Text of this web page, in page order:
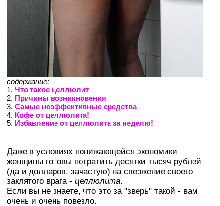
содержание:
1. Что такое целлюлит
2. Причины возникновения
3. Самые неэффективные средства
4. Кофе от целлюлита!
5. Избавление от целлюлита за неделю!
Даже в условиях понижающейся экономики
женщины готовы потратить десятки тысяч рублей
(да и долларов, зачастую) на свержение своего
заклятого врага - целлюлита.
Если вы не знаете, что это за "зверь" такой - вам
очень и очень повезло.